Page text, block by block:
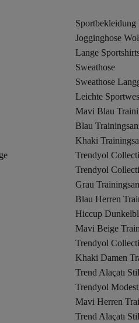
Sportbekleidung
Jogginghose
Lange
Sweathose
Sweathose
Leichte
Mavi Blau
Blau
Khaki
Trendyol
Trendyol
Grau
Blau Herren
Hiccup
Mavi Beige
Trendyol
Khaki Damen
Trend Alaçatı
Trendyol
Mavi Herren
Trend Alaçatı